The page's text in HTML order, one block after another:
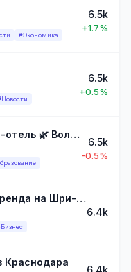
#Экономика
6.5k
+1.7%
6.5k
+0.5%
Вили Улей 🌿 глэмпинг-отель 🌿 Волга, Ока, Карелия
6.5k
-0.5%
South Ceylon Rent 🏖️ аренда на Шри-Ланке с 2018
6.4k
Краснодара
6.4k